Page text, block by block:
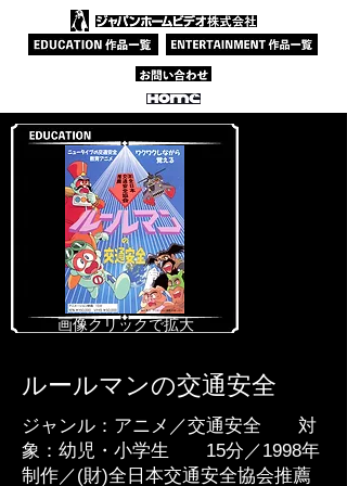
ルールマンの交通安全
ジャンル：アニメ／交通安全 対
象：幼児・小学生 15分／1998年
制作／(財)全日本交通安全協会推薦
​画像クリックで拡大